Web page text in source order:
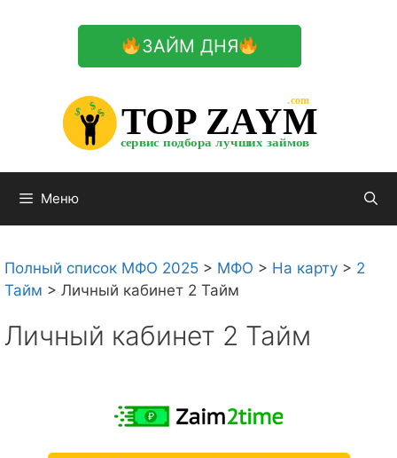
ЗАЙМ ДНЯ
TOP ZAYM
сервис подбора лучших займов
.com
$
$
$
Меню
Полный список МФО 2025 > МФО > На карту > 2
Тайм > Личный кабинет 2 Тайм
Личный кабинет 2 Тайм